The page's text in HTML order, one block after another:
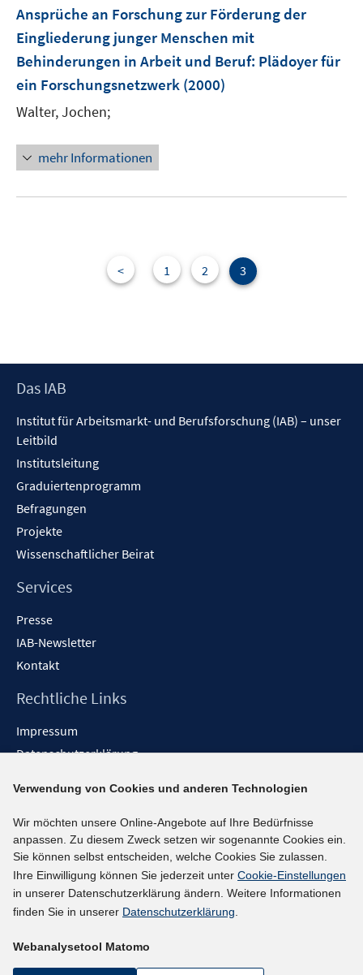
Ansprüche an Forschung zur Förderung der
Eingliederung junger Menschen mit
Behinderungen in Arbeit und Beruf: Plädoyer für
ein Forschungsnetzwerk (2000)
Walter, Jochen;
mehr Informationen
< 1 2 3
Footer
Das IAB
Institut für Arbeitsmarkt- und Berufsforschung (IAB) – unser
Leitbild
Institutsleitung
Graduiertenprogramm
Befragungen
Projekte
Wissenschaftlicher Beirat
Services
Presse
IAB-Newsletter
Kontakt
Rechtliche Links
Impressum
Datenschutzerklärung
Barrieren melden
Social-Media-Kanäle
BlueSky
YouTube
LinkedIn
kununu
Verwendung von Cookies und anderen Technologien
Wir möchten unsere Online-Angebote auf Ihre Bedürfnisse
anpassen. Zu diesem Zweck setzen wir sogenannte Cookies ein.
Sie können selbst entscheiden, welche Cookies Sie zulassen.
Ihre Einwilligung können Sie jederzeit unter Cookie-Einstellungen
in unserer Datenschutzerklärung ändern. Weitere Informationen
finden Sie in unserer Datenschutzerklärung.
Webanalysetool Matomo